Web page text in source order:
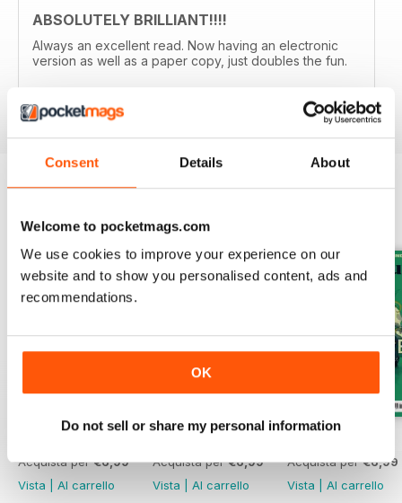
Consent Details About
Welcome to pocketmags.com
We use cookies to improve your experience on our
website and to show you personalised content, ads and
recommendations.
OK
Do not sell or share my personal information
ABSOLUTELY BRILLIANT!!!!
Always an excellent read. Now having an electronic
version as well as a paper copy, just doubles the fun.
Recensito 08 dicembre 2013
Acquista per€6,99
Vista
Al carrello
Acquista per€6,99
Vista
Al carrello
Acquista per€6,99
Vista
Al carrello